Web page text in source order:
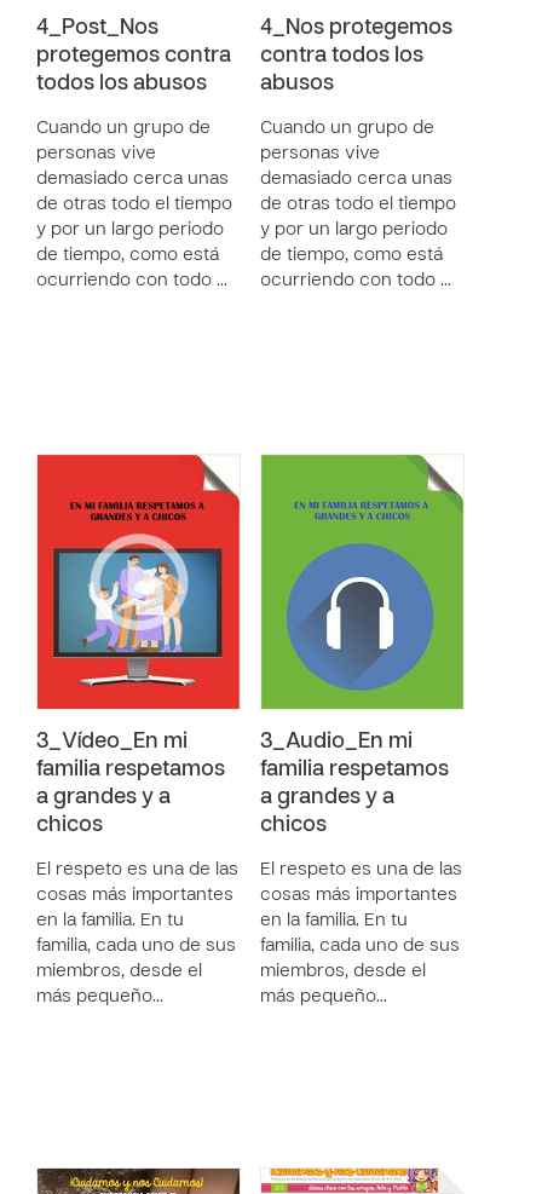
4_Post_Nos
protegemos contra
todos los abusos
Cuando un grupo de
personas vive
demasiado cerca unas
de otras todo el tiempo
y por un largo periodo
de tiempo, como está
ocurriendo con todo …
4_Nos protegemos
contra todos los
abusos
Cuando un grupo de
personas vive
demasiado cerca unas
de otras todo el tiempo
y por un largo periodo
de tiempo, como está
ocurriendo con todo …
3_Vídeo_En mi
familia respetamos
a grandes y a
chicos
El respeto es una de las
cosas más importantes
en la familia. En tu
familia, cada uno de sus
miembros, desde el
más pequeño…
3_Audio_En mi
familia respetamos
a grandes y a
chicos
El respeto es una de las
cosas más importantes
en la familia. En tu
familia, cada uno de sus
miembros, desde el
más pequeño…